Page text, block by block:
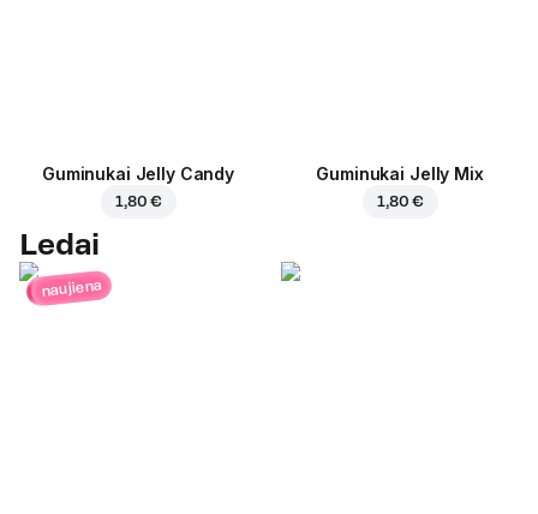
Guminukai Jelly Candy
1,80 €
Guminukai Jelly Mix
1,80 €
Ledai
naujiena